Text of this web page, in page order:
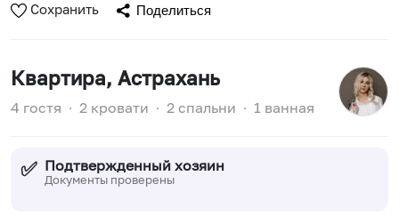
Сохранить Поделиться
Квартира, Астрахань
4 гостя ∙ 2 кровати ∙ 2 спальни ∙ 1 ванная
✅ Подтвержденный хозяин
Документы проверены